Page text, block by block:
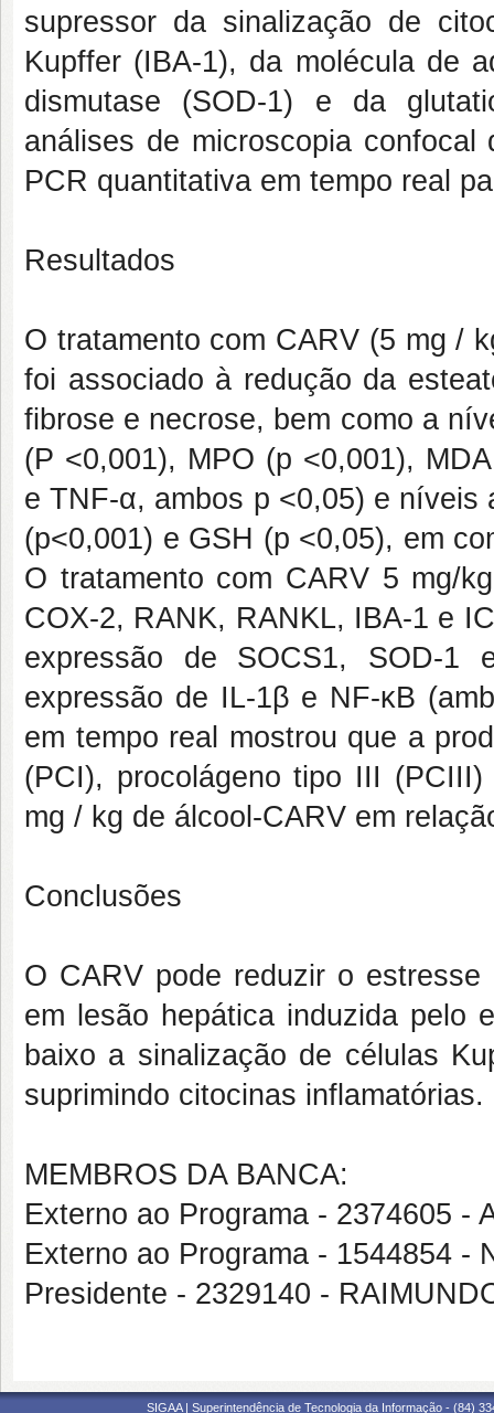
supressor da sinalização de
Kupffer (IBA-1), da molécula de
dismutase (SOD-1) e da
análises de microscopia
PCR quantitativa em tempo real
Resultados
O tratamento com CARV (5 mg /
foi associado à redução da
fibrose e necrose, bem como a
(P <0,001), MPO (p <0,001),
e TNF-α, ambos p <0,05) e níveis
(p<0,001) e GSH (p <0,05), em
O tratamento com CARV 5 mg/
COX-2, RANK, RANKL, IBA-1 e
expressão de SOCS1, SOD-
expressão de IL-1β e NF-κB
em tempo real mostrou que a
(PCI), procolágeno tipo III
mg / kg de álcool-CARV em
Conclusões
O CARV pode reduzir o
em lesão hepática induzida pelo
baixo a sinalização de células
suprimindo citocinas inflamatórias.
MEMBROS DA BANCA:
Externo ao Programa - 2374605 -
Externo ao Programa - 1544854 -
Presidente - 2329140 -
SIGAA | Superintendência de Tecnologia da Informação - (84)